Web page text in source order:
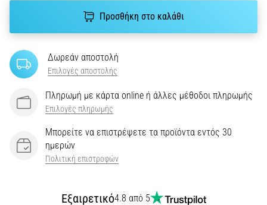
5. 8. 2026
26 λεπτά ανάγνωσης
Πελματιαία
Απονευρωσίτιδα:
Συμπτώματα,
Αίτια
και
Προσθήκη στο καλάθι
Δωρεάν αποστολή
Επιλογές αποστολής
Πληρωμή με κάρτα online ή άλλες μέθοδοι πληρωμής
Επιλογές πληρωμής
Μπορείτε να επιστρέψετε τα προϊόντα εντός 30
ημερών
Πολιτική επιστροφών
Εξαιρετικό4.8 από 5